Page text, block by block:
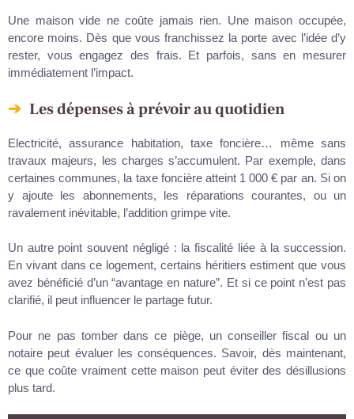
Une maison vide ne coûte jamais rien. Une maison occupée,
encore moins. Dès que vous franchissez la porte avec l’idée d’y
rester, vous engagez des frais. Et parfois, sans en mesurer
immédiatement l’impact.
Les dépenses à prévoir au quotidien
Electricité, assurance habitation, taxe foncière… même sans
travaux majeurs, les charges s’accumulent. Par exemple, dans
certaines communes, la taxe foncière atteint 1 000 € par an. Si on
y ajoute les abonnements, les réparations courantes, ou un
ravalement inévitable, l’addition grimpe vite.
Un autre point souvent négligé : la fiscalité liée à la succession.
En vivant dans ce logement, certains héritiers estiment que vous
avez bénéficié d’un “avantage en nature”. Et si ce point n’est pas
clarifié, il peut influencer le partage futur.
Pour ne pas tomber dans ce piège, un conseiller fiscal ou un
notaire peut évaluer les conséquences. Savoir, dès maintenant,
ce que coûte vraiment cette maison peut éviter des désillusions
plus tard.